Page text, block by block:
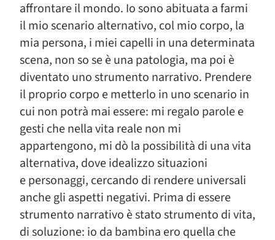
affrontare il mondo. Io sono abituata a farmi
il mio scenario alternativo, col mio corpo, la
mia persona, i miei capelli in una determinata
scena, non so se è una patologia, ma poi è
diventato uno strumento narrativo. Prendere
il proprio corpo e metterlo in uno scenario in
cui non potrà mai essere: mi regalo parole e
gesti che nella vita reale non mi
appartengono, mi dò la possibilità di una vita
alternativa, dove idealizzo situazioni
e personaggi, cercando di rendere universali
anche gli aspetti negativi. Prima di essere
strumento narrativo è stato strumento di vita,
di soluzione: io da bambina ero quella che